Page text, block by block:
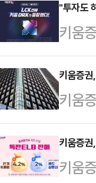
직관
르면,
동영
해진
개된
증권
"투자도
키움
식 거
을 제
략이
폰서
스포
키움증
키움
출시
로 자
20일
키움증
키움